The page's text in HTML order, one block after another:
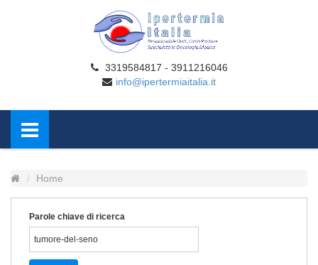
3319584817 - 3911216046
info@ipertermiaitalia.it
Home
Parole chiave di ricerca